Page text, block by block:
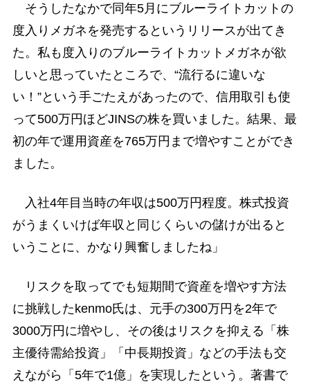
そうしたなかで同年5月にブルーライトカットの
度入りメガネを発売するというリリースが出てき
た。私も度入りのブルーライトカットメガネが欲
しいと思っていたところで、“流行るに違いな
い！”という手ごたえがあったので、信用取引も使
って500万円ほどJINSの株を買いました。結果、最
初の年で運用資産を765万円まで増やすことができ
ました。
入社4年目当時の年収は500万円程度。株式投資
がうまくいけば年収と同じくらいの儲けが出ると
いうことに、かなり興奮しましたね」
リスクを取ってでも短期間で資産を増やす方法
に挑戦したkenmo氏は、元手の300万円を2年で
3000万円に増やし、その後はリスクを抑える「株
主優待需給投資」「中長期投資」などの手法も交
えながら「5年で1億」を実現したという。著書で